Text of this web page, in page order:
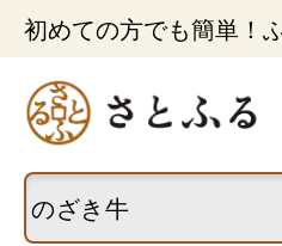
初めての方でも簡単！